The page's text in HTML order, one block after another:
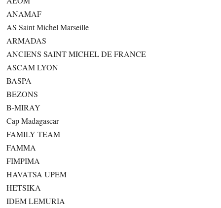
ANAMAF
AS Saint Michel Marseille
ARMADAS
ANCIENS SAINT MICHEL DE FRANCE
ASCAM LYON
BASPA
BEZONS
B-MIRAY
Cap Madagascar
FAMILY TEAM
FAMMA
FIMPIMA
HAVATSA UPEM
HETSIKA
IDEM LEMURIA